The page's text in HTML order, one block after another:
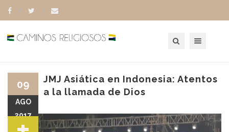
JMJ Asiática en Indonesia: Atentos
a la llamada de Dios
09
AGO
2017